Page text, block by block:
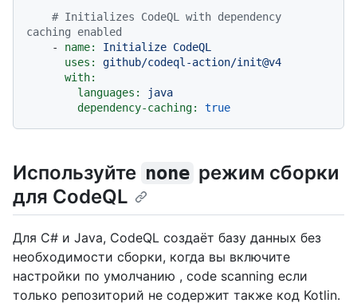
# Initializes CodeQL with dependency
caching enabled
-
name: Initialize CodeQL
uses:
github/codeql-action/init@v4
with:
languages:
java
dependency-caching:
true
Используйте none режим сборки
для CodeQL
Для C# и Java, CodeQL создаёт базу данных без
необходимости сборки, когда вы включите
настройки по умолчанию , code scanning если
только репозиторий не содержит также код Kotlin.